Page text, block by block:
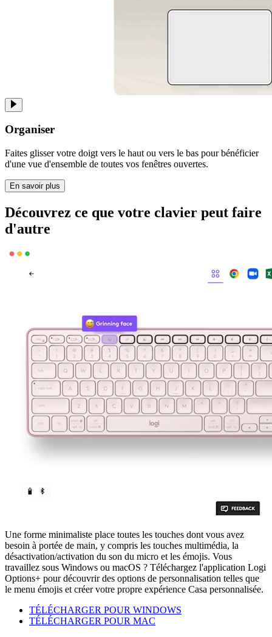
Organiser
Faites glisser votre doigt vers le haut ou vers le bas pour bénéficier
d'une vue d'ensemble de toutes vos fenêtres ouvertes.
En savoir plus
Découvrez ce que votre clavier peut faire
d'autre
Une forme minimaliste place toutes les touches dont vous avez
besoin à portée de main, y compris les touches multimédia, la
désactivation/activation du son du micro et les émojis. Vous
travaillez sous Windows ou macOS ? Téléchargez l'application Logi
Options+ pour découvrir des options de personnalisation telles que
le menu émojis et créer votre propre expérience Casa personnalisée.
TÉLÉCHARGER POUR WINDOWS
TÉLÉCHARGER POUR MAC